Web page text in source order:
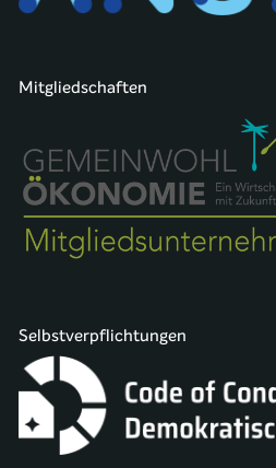
Mitgliedschaften
Selbstverpflichtungen